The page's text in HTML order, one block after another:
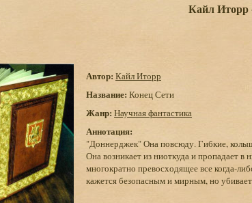
Кайл Иторр
Автор: Кайл Иторр
Название: Конец Сети
Жанр: Научная фантастика
Аннотация:
"Доннерджек" Она повсюду. Гибкие,
Она возникает из ниоткуда и пропадает в
многократно превосходящее все когда-
кажется безопасным и мирным, но